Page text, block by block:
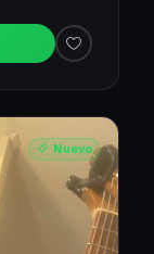
Nuevo